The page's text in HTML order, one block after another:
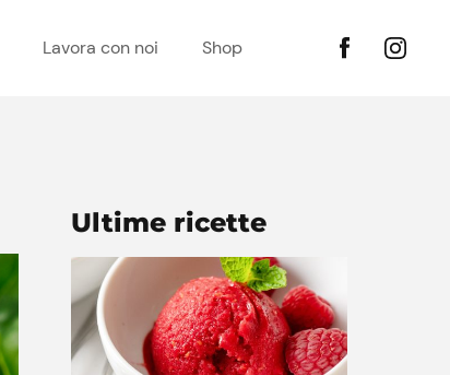
Lavora con noi Shop
Ultime ricette